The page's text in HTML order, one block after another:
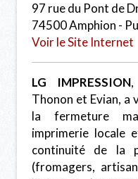
97 rue du Pont de
74500 Amphion -
Voir le Site Internet
LG IMPRESSION
Thonon et Evian, a
la fermeture
imprimerie locale
continuité de la
(fromagers,